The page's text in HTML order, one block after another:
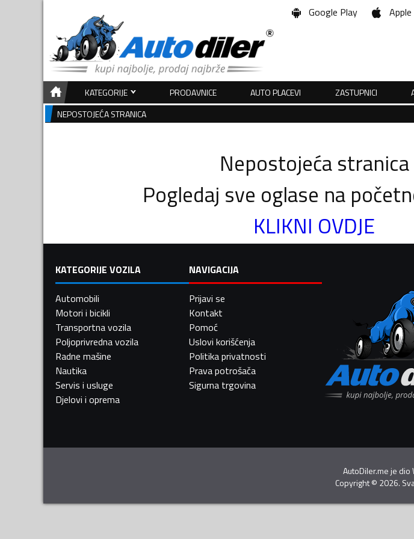
Google Play
KATEGORIJE PRODAVNICE AUTO PLACEVI ZASTUPNICI
NEPOSTOJEĆA STRANICA
Nepostojeća stranica
Pogledaj sve oglase na
KLIKNI OVDJE
KATEGORIJE VOZILA
Automobili
Motori i bicikli
Transportna vozila
Poljoprivredna vozila
Radne mašine
Nautika
Servis i usluge
Djelovi i oprema
NAVIGACIJA
Prijavi se
Kontakt
Pomoć
Uslovi korišćenja
Politika privatnosti
Prava potrošača
Sigurna trgovina
AutoDiler.me je dio
Copyright© 2026.